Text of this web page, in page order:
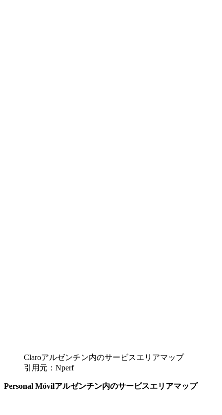
Claroアルゼンチン内のサービスエリアマップ
引用元：Nperf
Personal Móvilアルゼンチン内のサービスエリアマップ